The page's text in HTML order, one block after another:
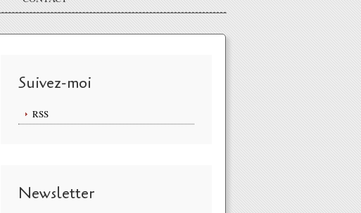
Suivez-moi
RSS
Newsletter